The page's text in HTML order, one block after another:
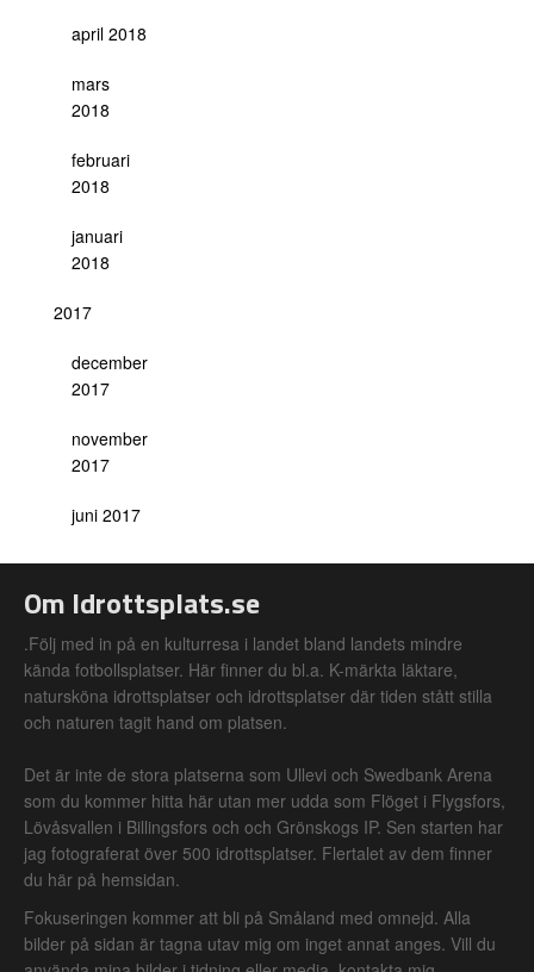
april 2018
mars
2018
februari
2018
januari
2018
2017
december
2017
november
2017
juni 2017
Om Idrottsplats.se
.Följ med in på en kulturresa i landet bland landets mindre
kända fotbollsplatser. Här finner du bl.a. K-märkta läktare,
natursköna idrottsplatser och idrottsplatser där tiden stått stilla
och naturen tagit hand om platsen.
Det är inte de stora platserna som Ullevi och Swedbank Arena
som du kommer hitta här utan mer udda som Flöget i Flygsfors,
Lövåsvallen i Billingsfors och och Grönskogs IP. Sen starten har
jag fotograferat över 500 idrottsplatser. Flertalet av dem finner
du här på hemsidan.
Fokuseringen kommer att bli på Småland med omnejd. Alla
bilder på sidan är tagna utav mig om inget annat anges. Vill du